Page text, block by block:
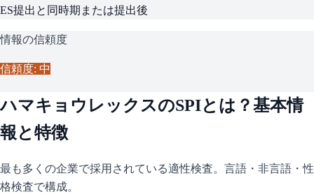
ES提出と同時期または提出後
情報の信頼度
信頼度: 中
ハマキョウレックスのSPIとは？基本情
報と特徴
最も多くの企業で採用されている適性検査。言語・非言語・性
格検査で構成。